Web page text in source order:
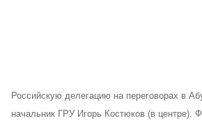
Российскую делегацию на переговорах в
начальник ГРУ Игорь Костюков (в центре).